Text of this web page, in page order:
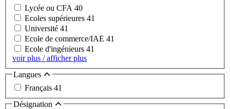
Lycée ou CFA 40
Ecoles supérieures 41
Université 41
Ecole de commerce/IAE 41
Ecole d'ingénieurs 41
voir plus / afficher plus
Langues
Français 41
Désignation